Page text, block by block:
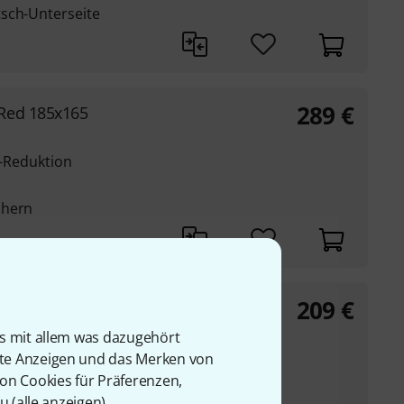
mit allem was dazugehört
Anzeigen und das Merken von
Cookies für Präferenzen,
Unterseite
185x165
Reduktion
289 €
Reduktion
209 €